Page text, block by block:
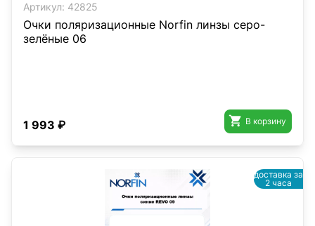
Артикул: 42825
Очки поляризационные Norfin линзы серо-
зелёные 06
1 993 ₽  В корзину
доставка за
2 часа